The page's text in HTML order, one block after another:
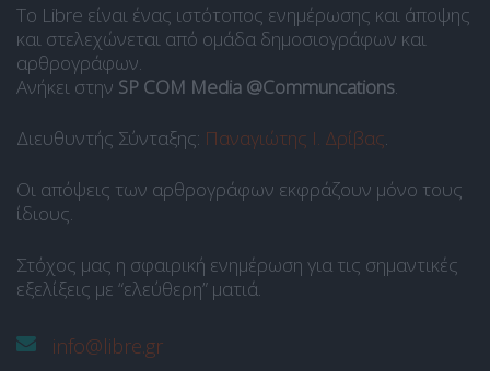
Το Libre είναι ένας ιστότοπος ενημέρωσης και άποψης
και στελεχώνεται από ομάδα δημοσιογράφων και
αρθρογράφων.
Ανήκει στην SP COM Media @Communcations.
Διευθυντής Σύνταξης: Παναγιώτης Ι. Δρίβας.
Οι απόψεις των αρθρογράφων εκφράζουν μόνο τους
ίδιους.
Στόχος μας η σφαιρική ενημέρωση για τις σημαντικές
εξελίξεις με “ελεύθερη” ματιά.
info@libre.gr